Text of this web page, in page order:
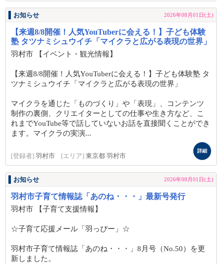
お知らせ 2026年08月01日(土)
【来週8/8開催！人気YouTuberに会える！】子ども体験
塾 タツナミシュウイチ「マイクラと広がる表現の世界」
羽村市 【イベント・観光情報】
【来週8/8開催！人気YouTuberに会える！】子ども体験塾 タ
ツナミシュウイチ「マイクラと広がる表現の世界」
マイクラを通じた「ものづくり」や「表現」、コンテンツ
制作の裏側、クリエイターとしての仕事や生き方など、こ
れまでYouTube等で話していないお話を直接聞くことができ
ます。マイクラの実演...
[登録者] 羽村市 [エリア] 東京都 羽村市
詳細
お知らせ 2026年08月01日(土)
羽村市子育て情報誌「あのね・・・」最新号発行
羽村市 【子育て支援情報】
☆子育て応援メール「羽っぴー」☆
羽村市子育て情報誌「あのね・・・」8月号（No.50）を更
新しました。